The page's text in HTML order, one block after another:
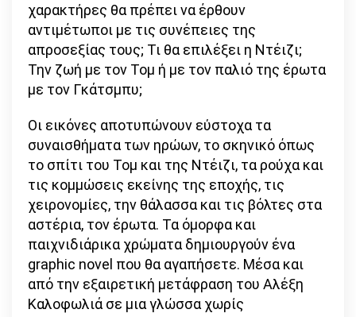
χαρακτήρες θα πρέπει να έρθουν
αντιμέτωποι με τις συνέπειες της
απροσεξίας τους; Τι θα επιλέξει η Ντέιζι;
Την ζωή με τον Τομ ή με τον παλιό της έρωτα
με τον Γκάτσμπυ;
Οι εικόνες αποτυπώνουν εύστοχα τα
συναισθήματα των ηρώων, το σκηνικό όπως
το σπίτι του Τομ και της Ντέιζι, τα ρούχα και
τις κομμώσεις εκείνης της εποχής, τις
χειρονομίες, την θάλασσα και τις βόλτες στα
αστέρια, τον έρωτα. Τα όμορφα και
παιχνιδιάρικα χρώματα δημιουργούν ένα
graphic novel που θα αγαπήσετε. Μέσα και
από την εξαιρετική μετάφραση του Αλέξη
Καλοφωλιά σε μια γλώσσα χωρίς